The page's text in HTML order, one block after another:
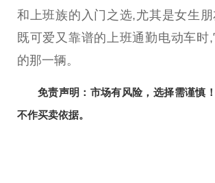
和上班族的入门之选,尤其是女生
既可爱又靠谱的上班通勤电动车时
的那一辆。
免责声明：市场有风险，选择需谨慎
不作买卖依据。